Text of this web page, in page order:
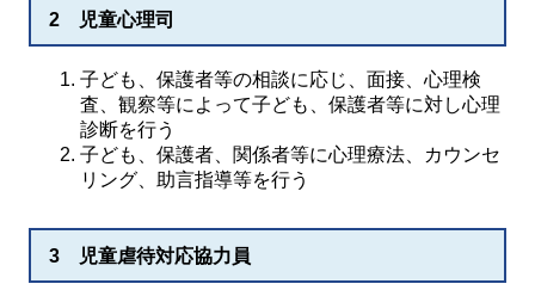
2 児童心理司
子ども、保護者等の相談に応じ、面接、心理検
査、観察等によって子ども、保護者等に対し心理
診断を行う
子ども、保護者、関係者等に心理療法、カウンセ
リング、助言指導等を行う
3 児童虐待対応協力員